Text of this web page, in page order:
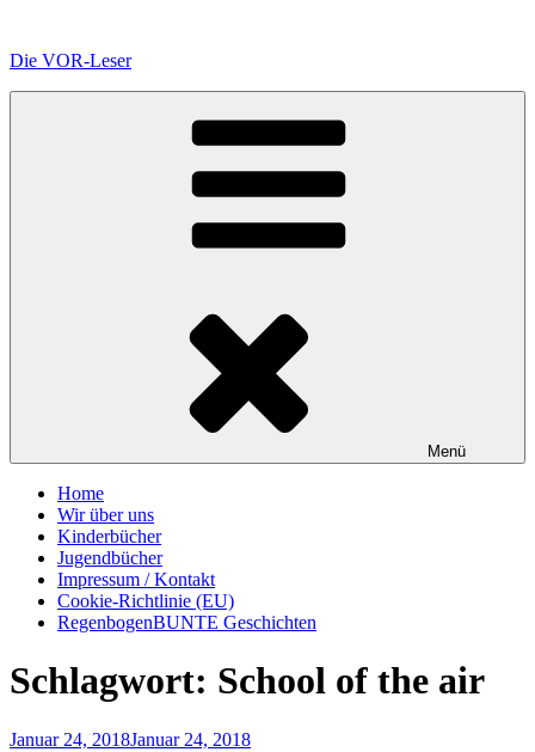
springen
Die VOR-Leser
Menü
Home
Wir über uns
Kinderbücher
Jugendbücher
Impressum / Kontakt
Cookie-Richtlinie (EU)
RegenbogenBUNTE Geschichten
Schlagwort: School of the air
Veröffentlicht
Januar 24, 2018Januar 24, 2018